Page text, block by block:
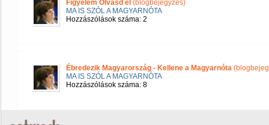
Figyelem Olvasd el (blogbejegyzés)
MA IS SZÓL A MAGYARNÓTA
Hozzászólások száma: 2
Ébredezik Magyarország - Kellene a Magyarnóta
MA IS SZÓL A MAGYARNÓTA
Hozzászólások száma: 8